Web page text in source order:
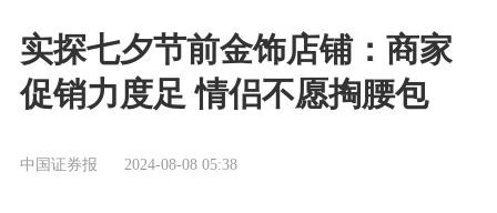
实探七夕节前金饰店铺：商家
促销力度足 情侣不愿掏腰包
中国证券报 2024-08-08 05:38